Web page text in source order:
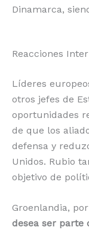
Dinamarca,
Reacciones
Líderes
otros jefes de
oportunidades
de que los
defensa y
Unidos. Rubio
objetivo de
Groenlandia,
desea ser parte